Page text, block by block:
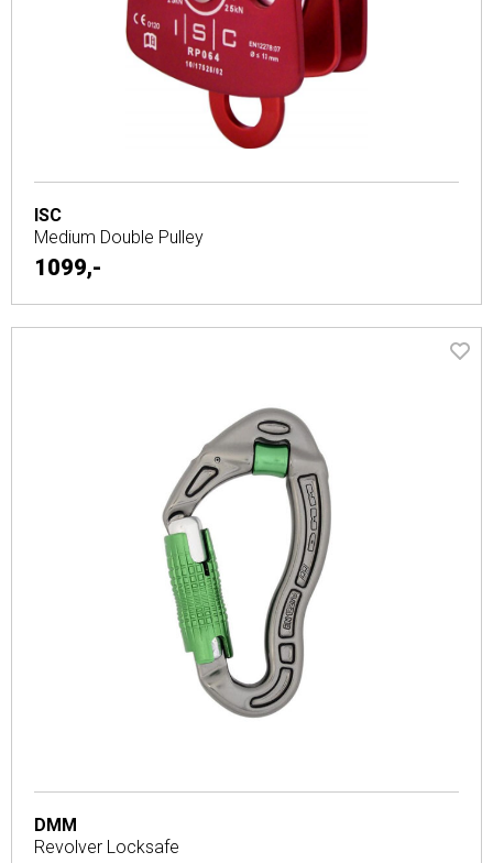
ISC
Medium Double Pulley
1099,-
DMM
Revolver Locksafe